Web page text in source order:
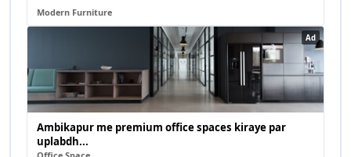
Modern Furniture
Ad
Ambikapur me premium office spaces kiraye par
uplabdh...